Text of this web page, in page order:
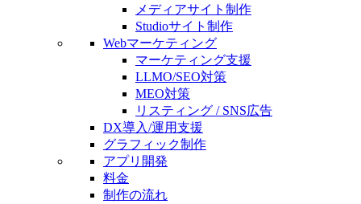
メディアサイト制作
Studioサイト制作
Webマーケティング
マーケティング支援
LLMO/SEO対策
MEO対策
リスティング / SNS広告
DX導入/運用支援
グラフィック制作
アプリ開発
料金
制作の流れ